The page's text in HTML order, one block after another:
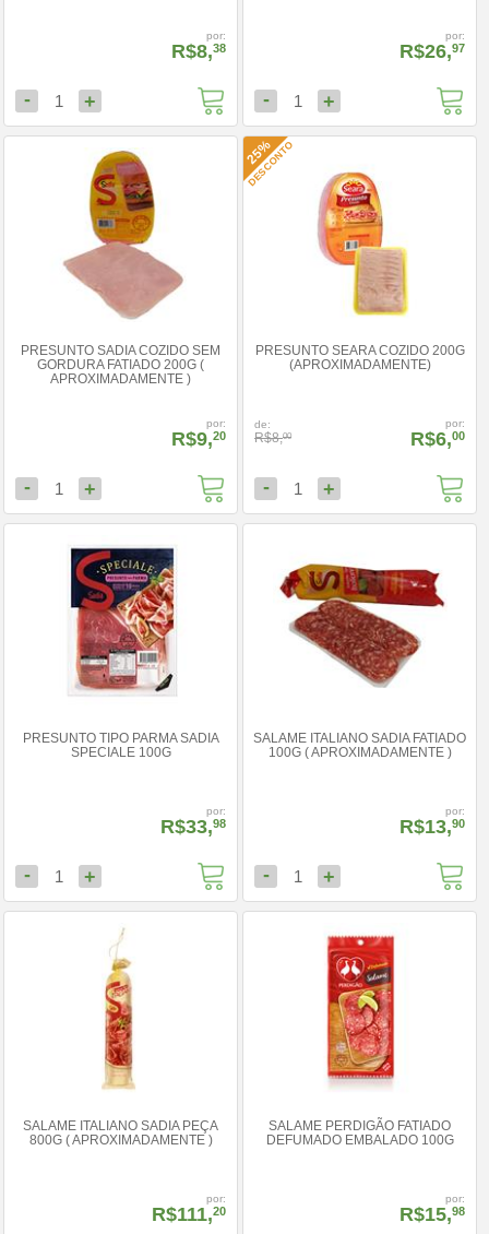
por:
R$8,38
- 1 +
por:
R$26,97
- 1 +
PRESUNTO SADIA COZIDO SEM
GORDURA FATIADO 200G (
APROXIMADAMENTE )
por:
R$9,20
- 1 +
25%
DESCONTO
PRESUNTO SEARA COZIDO 200G
(APROXIMADAMENTE)
de:
R$8,00
por:
R$6,00
- 1 +
PRESUNTO TIPO PARMA SADIA
SPECIALE 100G
por:
R$33,98
- 1 +
SALAME ITALIANO SADIA FATIADO
100G ( APROXIMADAMENTE )
por:
R$13,90
- 1 +
SALAME ITALIANO SADIA PEÇA
800G ( APROXIMADAMENTE )
por:
R$111,20
SALAME PERDIGÃO FATIADO
DEFUMADO EMBALADO 100G
por:
R$15,98